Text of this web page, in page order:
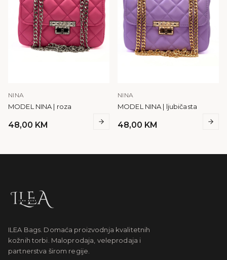
NINA
MODEL NINA | roza
48,00 KM
NINA
MODEL NINA | ljubičasta
48,00 KM
ILEA Bags. Domaća proizvodnja kvalitetnih
kožnih torbi. Maloprodaja, veleprodaja i
partnerstva širom regije.